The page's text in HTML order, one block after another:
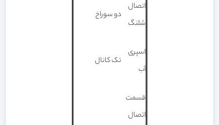
اتصال
شلنگ
دو سوراخ
اسپری
آب
تک کانال
قسمت
اتصال